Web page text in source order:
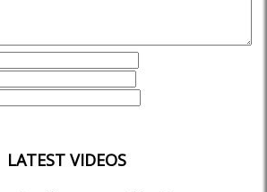
LATEST VIDEOS